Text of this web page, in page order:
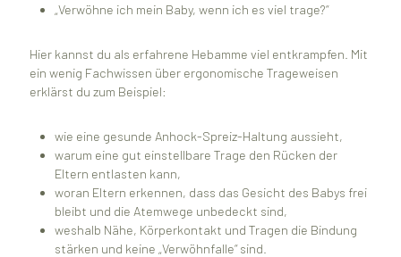
„Verwöhne ich mein Baby, wenn ich es viel trage?“
Hier kannst du als erfahrene Hebamme viel entkrampfen. Mit
ein wenig Fachwissen über ergonomische Trageweisen
erklärst du zum Beispiel:
wie eine gesunde Anhock-Spreiz-Haltung aussieht,
warum eine gut einstellbare Trage den Rücken der
Eltern entlasten kann,
woran Eltern erkennen, dass das Gesicht des Babys frei
bleibt und die Atemwege unbedeckt sind,
weshalb Nähe, Körperkontakt und Tragen die Bindung
stärken und keine „Verwöhnfalle“ sind.